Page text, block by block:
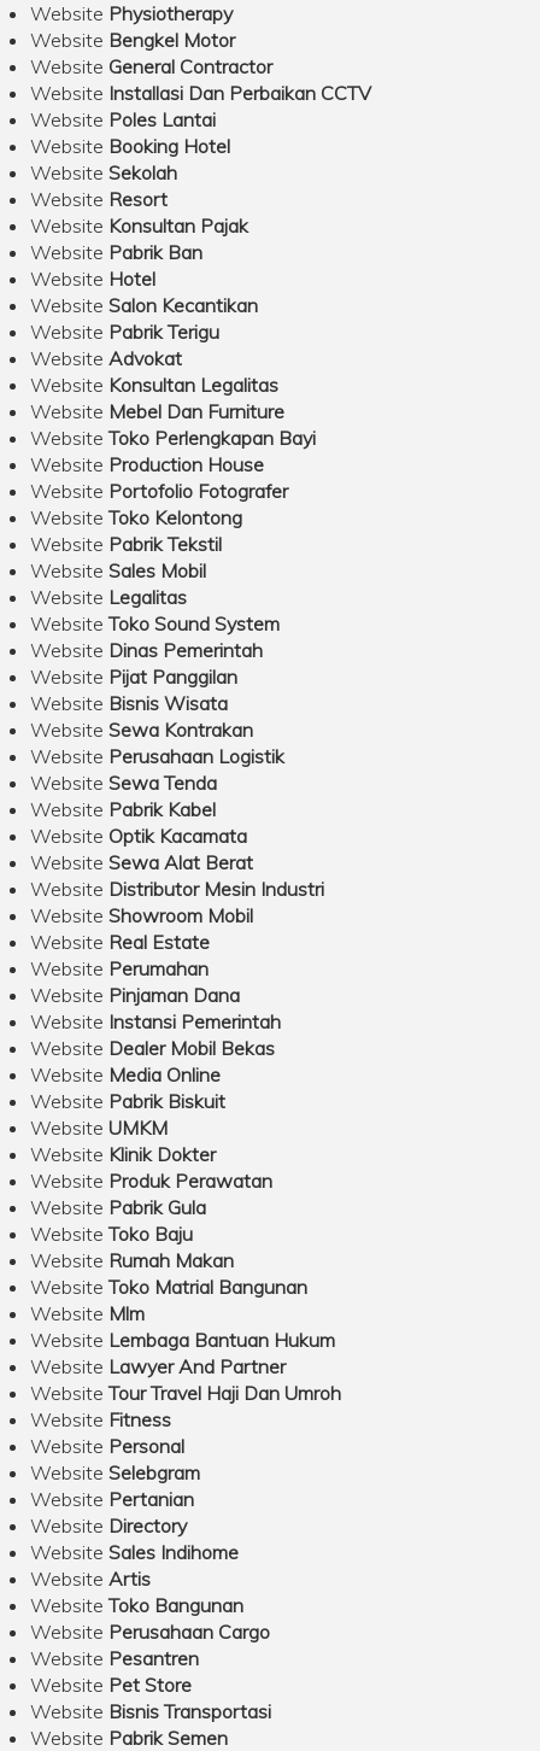
Website Physiotherapy
Website Bengkel Motor
Website General Contractor
Website Installasi Dan Perbaikan CCTV
Website Poles Lantai
Website Booking Hotel
Website Sekolah
Website Resort
Website Konsultan Pajak
Website Pabrik Ban
Website Hotel
Website Salon Kecantikan
Website Pabrik Terigu
Website Advokat
Website Konsultan Legalitas
Website Mebel Dan Furniture
WebsiteToko Perlengkapan Bayi
Website Production House
Website Portofolio Fotografer
WebsiteToko Kelontong
Website Pabrik Tekstil
Website Sales Mobil
Website Legalitas
WebsiteToko Sound System
Website Dinas Pemerintah
Website Pijat Panggilan
Website Bisnis Wisata
Website Sewa Kontrakan
Website Perusahaan Logistik
Website Sewa Tenda
Website Pabrik Kabel
Website Optik Kacamata
Website Sewa Alat Berat
Website Distributor Mesin Industri
Website Showroom Mobil
Website Real Estate
Website Perumahan
Website Pinjaman Dana
Website Instansi Pemerintah
Website Dealer Mobil Bekas
Website Media Online
Website Pabrik Biskuit
Website UMKM
Website Klinik Dokter
Website Produk Perawatan
Website Pabrik Gula
WebsiteToko Baju
Website Rumah Makan
WebsiteToko Matrial Bangunan
Website Mlm
Website Lembaga Bantuan Hukum
Website Lawyer And Partner
WebsiteTour Travel Haji Dan Umroh
Website Fitness
Website Personal
Website Selebgram
Website Pertanian
Website Directory
Website Sales Indihome
Website Artis
WebsiteToko Bangunan
Website Perusahaan Cargo
Website Pesantren
Website Pet Store
Website Bisnis Transportasi
Website Pabrik Semen